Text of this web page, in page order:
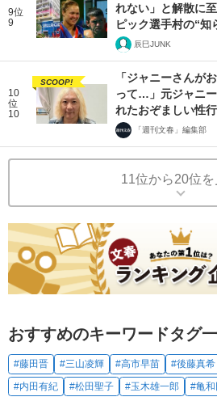
9位
9
れない」と解散に
ピック選手村の“知
辰巳JUNK
10
位
10
SCOOP!
「ジャニーさんが
って…」元ジャニ
れたおぞましい性
「週刊文春」編集部
11位から20位を
おすすめのキーワードタグ
#藤田晋 #三山凌輝 #高市早苗 #後藤真希
#内田有紀
#松田聖子 #玉木雄一郎 #亀